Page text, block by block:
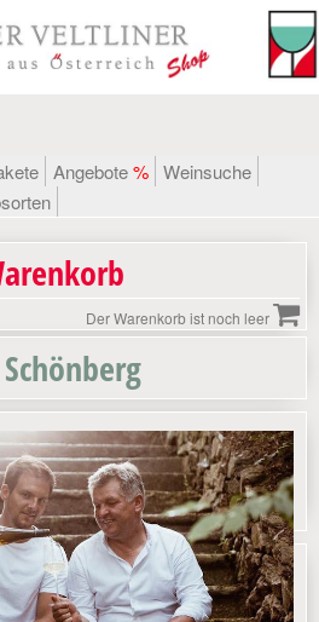
Angebote% Weinsuche
Der Warenkorb ist noch leer